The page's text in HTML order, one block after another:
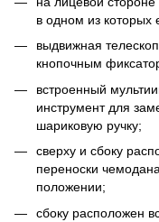
в одном из которых
выдвижная
кнопочным
встроенный
инструмент для
шариковую ручку;
сверху и сбоку
переноски
положении;
сбоку расположен